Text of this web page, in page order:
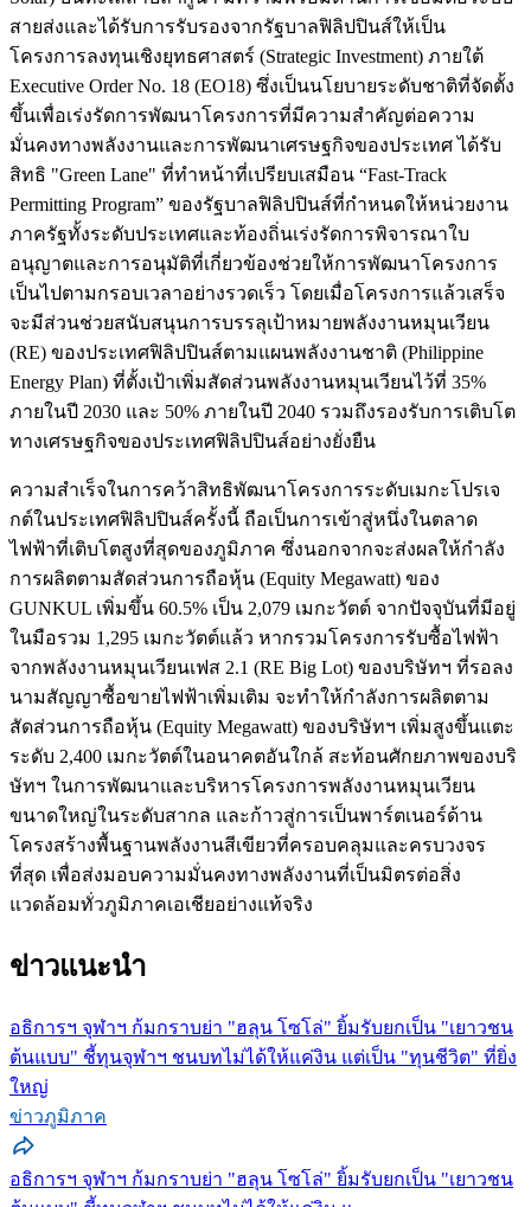
สายส่งและได้รับการรับรองจากรัฐบาลฟิลิปปินส์ให้เป็น
โครงการลงทุนเชิงยุทธศาสตร์ (Strategic Investment) ภายใต้
Executive Order No. 18 (EO18) ซึ่งเป็นนโยบายระดับชาติที่จัดตั้ง
ขึ้นเพื่อเร่งรัดการพัฒนาโครงการที่มีความสำคัญต่อความ
มั่นคงทางพลังงานและการพัฒนาเศรษฐกิจของประเทศ ได้รับ
สิทธิ "Green Lane" ที่ทำหน้าที่เปรียบเสมือน “Fast-Track
Permitting Program” ของรัฐบาลฟิลิปปินส์ที่กำหนดให้หน่วยงาน
ภาครัฐทั้งระดับประเทศและท้องถิ่นเร่งรัดการพิจารณาใบ
อนุญาตและการอนุมัติที่เกี่ยวข้องช่วยให้การพัฒนาโครงการ
เป็นไปตามกรอบเวลาอย่างรวดเร็ว โดยเมื่อโครงการแล้วเสร็จ
จะมีส่วนช่วยสนับสนุนการบรรลุเป้าหมายพลังงานหมุนเวียน
(RE) ของประเทศฟิลิปปินส์ตามแผนพลังงานชาติ (Philippine
Energy Plan) ที่ตั้งเป้าเพิ่มสัดส่วนพลังงานหมุนเวียนไว้ที่ 35%
ภายในปี 2030 และ 50% ภายในปี 2040 รวมถึงรองรับการเติบโต
ทางเศรษฐกิจของประเทศฟิลิปปินส์อย่างยั่งยืน
ความสำเร็จในการคว้าสิทธิพัฒนาโครงการระดับเมกะโปรเจ
กต์ในประเทศฟิลิปปินส์ครั้งนี้ ถือเป็นการเข้าสู่หนึ่งในตลาด
ไฟฟ้าที่เติบโตสูงที่สุดของภูมิภาค ซึ่งนอกจากจะส่งผลให้กำลัง
การผลิตตามสัดส่วนการถือหุ้น (Equity Megawatt) ของ
GUNKUL เพิ่มขึ้น 60.5% เป็น 2,079 เมกะวัตต์ จากปัจจุบันที่มีอยู่
ในมือรวม 1,295 เมกะวัตต์แล้ว หากรวมโครงการรับซื้อไฟฟ้า
จากพลังงานหมุนเวียนเฟส 2.1 (RE Big Lot) ของบริษัทฯ ที่รอลง
นามสัญญาซื้อขายไฟฟ้าเพิ่มเติม จะทำให้กำลังการผลิตตาม
สัดส่วนการถือหุ้น (Equity Megawatt) ของบริษัทฯ เพิ่มสูงขึ้นแตะ
ระดับ 2,400 เมกะวัตต์ในอนาคตอันใกล้ สะท้อนศักยภาพของบริ
ษัทฯ ในการพัฒนาและบริหารโครงการพลังงานหมุนเวียน
ขนาดใหญ่ในระดับสากล และก้าวสู่การเป็นพาร์ตเนอร์ด้าน
โครงสร้างพื้นฐานพลังงานสีเขียวที่ครอบคลุมและครบวงจร
ที่สุด เพื่อส่งมอบความมั่นคงทางพลังงานที่เป็นมิตรต่อสิ่ง
แวดล้อมทั่วภูมิภาคเอเชียอย่างแท้จริง
ข่าวแนะนำ
อธิการฯ จุฬาฯ ก้มกราบย่า "ฮลุน โซโล่" ยิ้มรับยกเป็น "เยาวชน
ต้นแบบ" ชี้ทุนจุฬาฯ ชนบทไม่ได้ให้แค่งิน แต่เป็น "ทุนชีวิต" ที่ยิ่ง
ใหญ่
ข่าวภูมิภาค
อธิการฯ จุฬาฯ ก้มกราบย่า "ฮลุน โซโล่" ยิ้มรับยกเป็น "เยาวชน